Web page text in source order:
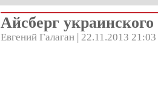
Айсберг украинского
Евгений Галаган | 22.11.2013 21:03